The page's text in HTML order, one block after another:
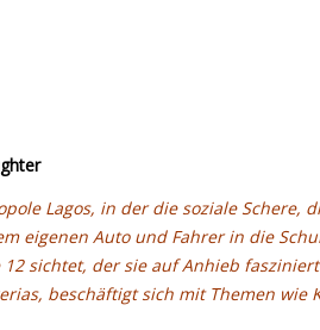
Lagos, in der die soziale
eigenen Auto und Fahrer in die
sichtet, der sie auf Anhieb
beschäftigt sich mit Themen